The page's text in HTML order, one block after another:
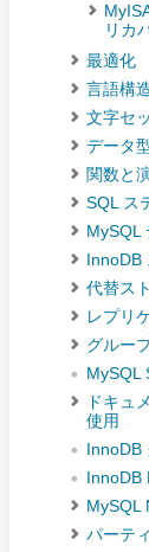
リカ
最適化
言語構
文字セ
データ
関数と
SQL ス
MySQL
代替ス
レプリ
グルー
MySQL
ドキュ
使用
InnoDB
MySQL
パーテ